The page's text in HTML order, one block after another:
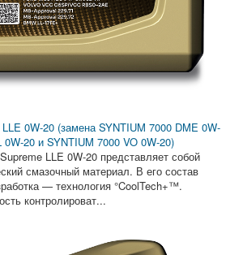
0W-20 (замена SYNTIUM 7000 DME 0W-
20 и SYNTIUM 7000 VO 0W-20)
LLE 0W-20 представляет собой
смазочный материал. В его состав
— технология °CoolTech+™.
контролироват...